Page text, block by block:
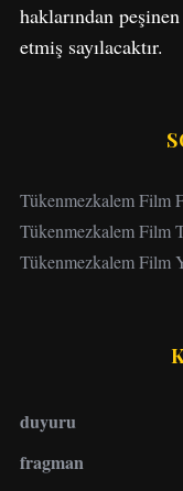
haklarından
etmiş sayılacaktır.
Tükenmezkalem Film
Tükenmezkalem Film
Tükenmezkalem Film
duyuru
fragman